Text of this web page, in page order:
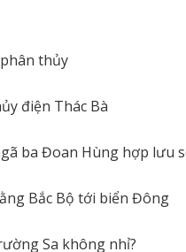
thủy
điện Thác Bà
ba Đoan Hùng hợp lưu
Bắc Bộ tới biển Đông
Sa không nhỉ?